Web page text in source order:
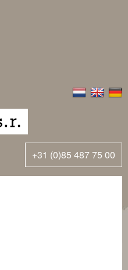
+31 (0)85 487 75 00